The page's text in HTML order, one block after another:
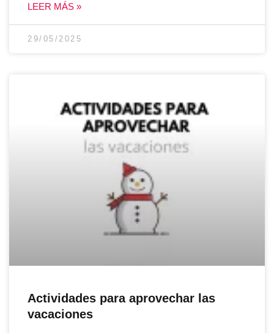
LEER MÁS »
29/05/2025
Actividades para aprovechar las
vacaciones